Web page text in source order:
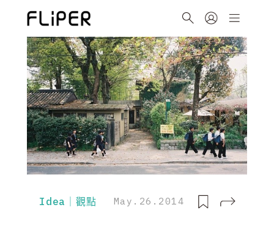
Idea｜觀點 May.26.2014